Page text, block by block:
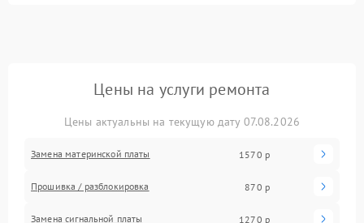
Цены на услуги ремонта
Цены актуальны на текущую дату 07.08.2026
Замена материнской платы 1570 р
Прошивка / разблокировка 870 р
Замена сигнальной платы 1270 р